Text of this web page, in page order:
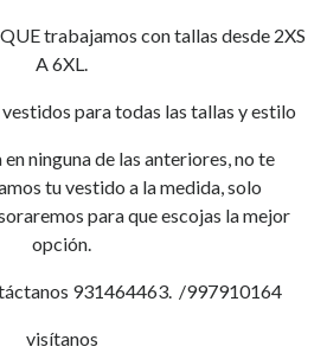
trabajamos con tallas desde 2XS
A 6XL.
para todas las tallas y estilo
ninguna de las anteriores, no te
tu vestido a la medida, solo
para que escojas la mejor
opción.
931464463. /997910164
visítanos